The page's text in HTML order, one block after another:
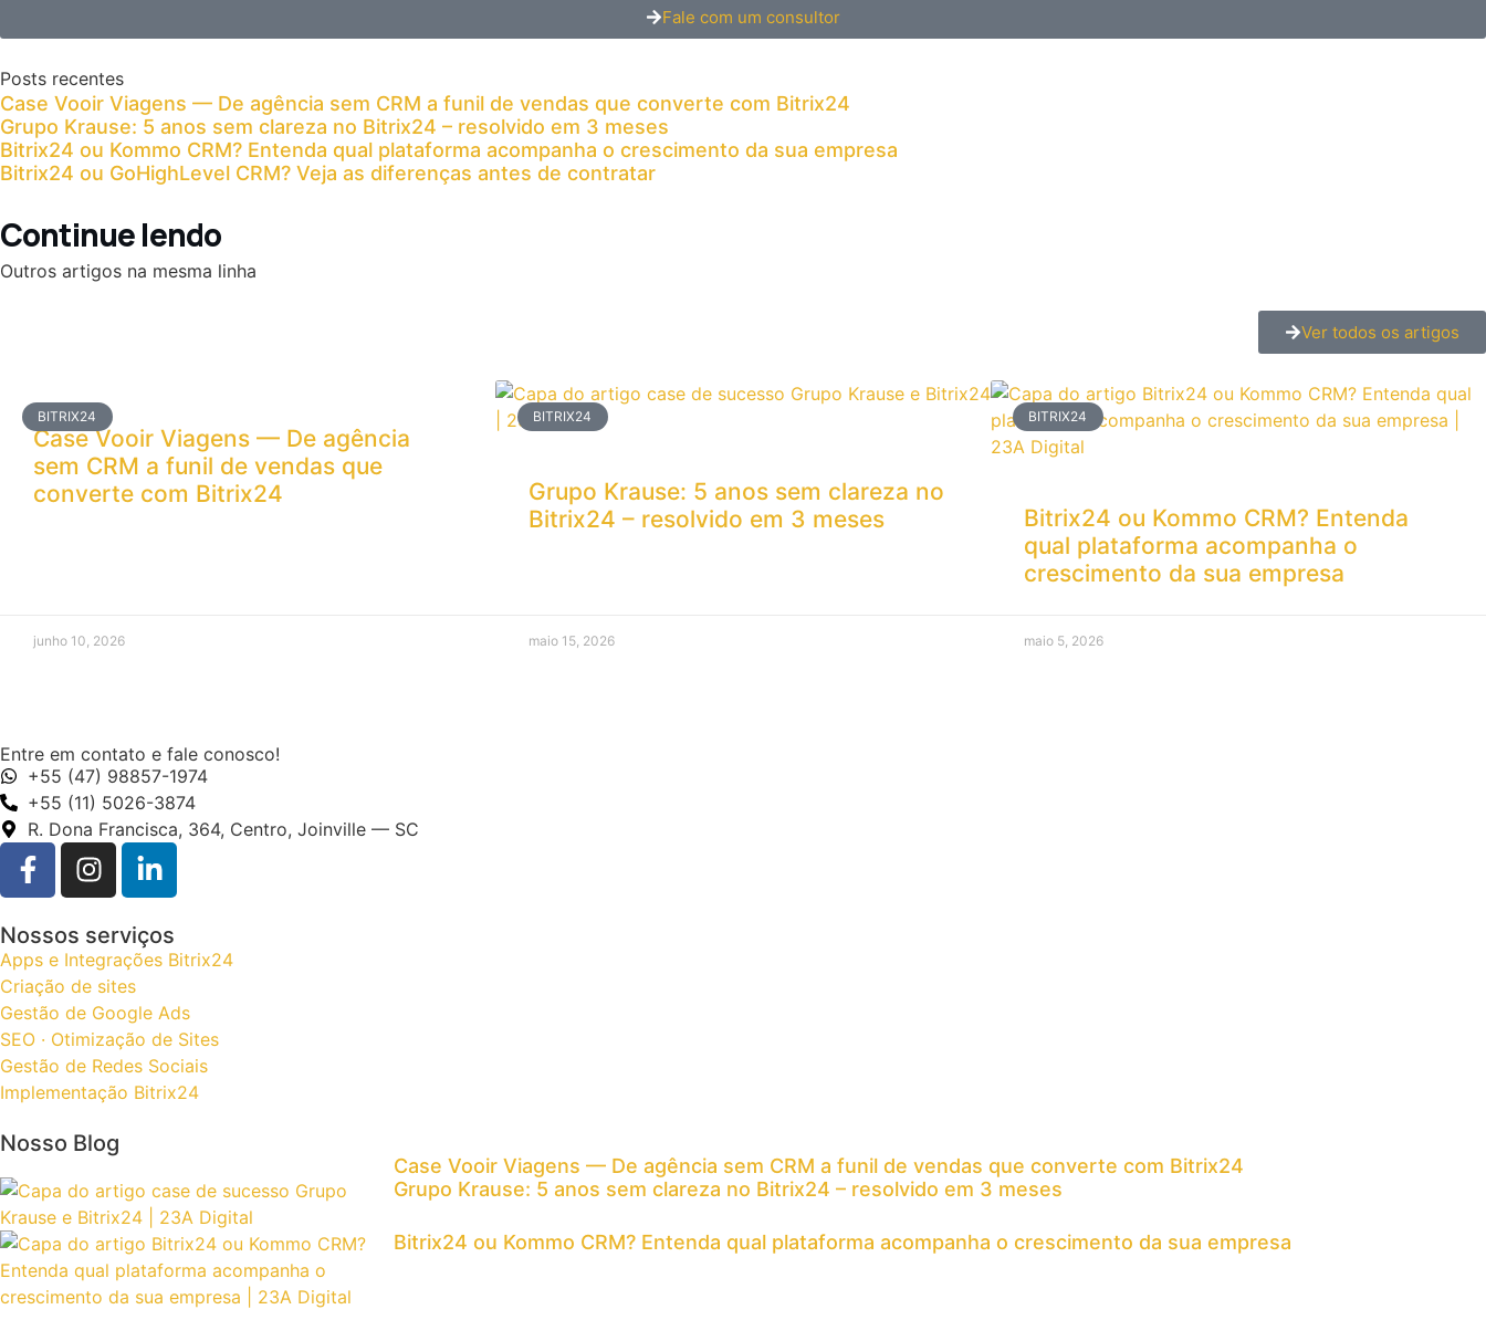
Fale com um consultor
Posts recentes
Case Vooir Viagens — De agência sem CRM a funil de vendas que converte com Bitrix24
Grupo Krause: 5 anos sem clareza no Bitrix24 – resolvido em 3 meses
Bitrix24 ou Kommo CRM? Entenda qual plataforma acompanha o crescimento da sua empresa
Bitrix24 ou GoHighLevel CRM? Veja as diferenças antes de contratar
Continue lendo
Outros artigos na mesma linha
Ver todos os artigos
BITRIX24
Case Vooir Viagens — De agência
sem CRM a funil de vendas que
converte com Bitrix24
junho 10, 2026
BITRIX24
Grupo Krause: 5 anos sem clareza no
Bitrix24 – resolvido em 3 meses
maio 15, 2026
BITRIX24
Bitrix24 ou Kommo CRM? Entenda
qual plataforma acompanha o
crescimento da sua empresa
maio 5, 2026
Entre em contato e fale conosco!
+55 (47) 98857-1974
+55 (11) 5026-3874
R. Dona Francisca, 364, Centro, Joinville — SC
Nossos serviços
Apps e Integrações Bitrix24
Criação de sites
Gestão de Google Ads
SEO · Otimização de Sites
Gestão de Redes Sociais
Implementação Bitrix24
Nosso Blog
Case Vooir Viagens — De agência sem CRM a funil de vendas que converte com Bitrix24
Grupo Krause: 5 anos sem clareza no Bitrix24 – resolvido em 3 meses
Bitrix24 ou Kommo CRM? Entenda qual plataforma acompanha o crescimento da sua empresa